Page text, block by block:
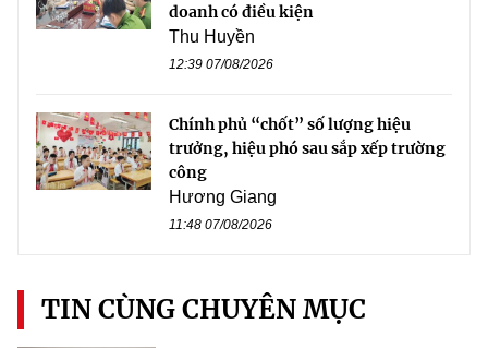
doanh có điều kiện
Thu Huyền
12:39 07/08/2026
Chính phủ “chốt” số lượng hiệu
trưởng, hiệu phó sau sắp xếp trường
công
Hương Giang
11:48 07/08/2026
TIN CÙNG CHUYÊN MỤC